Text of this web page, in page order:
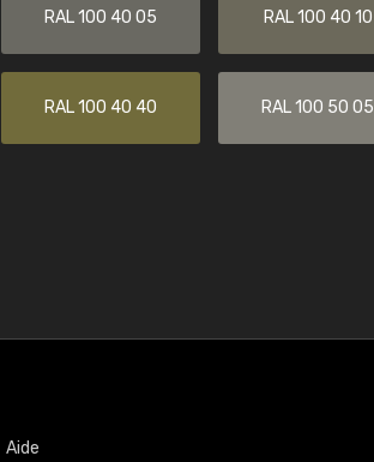
RAL 100 40 05 RAL 100 40 10
RAL 100 40 40 RAL 100 50 05
Aide